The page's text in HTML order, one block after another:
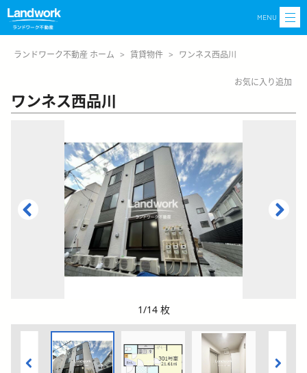
MENU
ランドワーク不動産 ホーム > 賃貸物件 > ワンネス西品川
お気に入り追加
ワンネス西品川
1/14 枚